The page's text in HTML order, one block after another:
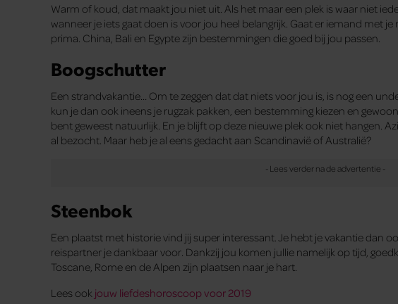
verstrekt of die ze hebben verzameld op
onze website blijft gebruiken.
Warm of koud, dat maakt jou niet uit. Als het maar een plek is waar niet
wanneer je iets gaat doen is voor jou heel belangrijk. Gaat er iemand met je
prima. China, Bali en Egypte zijn bestemmingen die goed bij jou passen.
Boogschutter
Een strandvakantie… Om te zeggen dat dat niets voor jou is, is nog een
kun je dan ook ineens je rugzak pakken, een bestemming kiezen en
bent geweest natuurlijk. En je blijft op deze nieuwe plek ook niet hangen.
al bezocht. Maar heb je al eens gedacht aan Scandinavië of Australië?
Steenbok
Een plaatst met historie vind jij super interessant. Je hebt je vakantie dan
reispartner je dankbaar voor. Dankzij jou komen jullie namelijk op tijd,
Toscane, Rome en de Alpen zijn plaatsen naar je hart.
Lees ook jouw liefdeshoroscoop voor 2019